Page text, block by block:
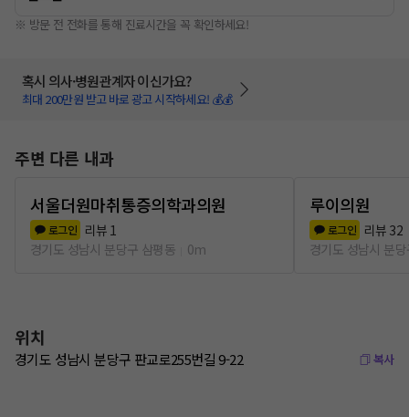
※ 방문 전 전화를 통해 진료시간을 꼭 확인하세요!
혹시 의사·병원관계자 이신가요?
최대 200만원 받고 바로 광고 시작하세요! 💰💰
주변 다른 내과
서울더원마취통증의학과의원
로그인 리뷰 1
경기도 성남시 분당구 삼평동
0m
루이의원
로그인 리뷰 32
경기도 성남시 분
위치
경기도 성남시 분당구 판교로255번길 9-22 복사